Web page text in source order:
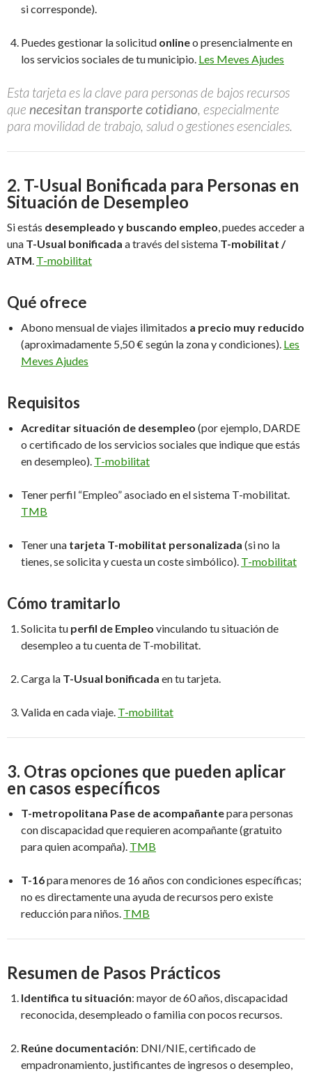
si corresponde).
Puedes gestionar la solicitud onlineo presencialmente en
los servicios sociales de tu municipio. Les Meves Ajudes
Esta tarjeta es la clave para personas de bajos recursos
que necesitan transporte cotidiano, especialmente
para movilidad de trabajo, salud o gestiones esenciales.
2. T-Usual Bonificada para Personas en
Situación de Desempleo
Si estás desempleado y buscando empleo, puedes acceder a
una T-Usual bonificada a través del sistema T-mobilitat /
ATM. T-mobilitat
Qué ofrece
Abono mensual de viajes ilimitados a precio muy reducido
(aproximadamente 5,50 € según la zona y condiciones). Les
Meves Ajudes
Requisitos
Acreditar situación de desempleo (por ejemplo, DARDE
o certificado de los servicios sociales que indique que estás
en desempleo). T-mobilitat
Tener perfil “Empleo” asociado en el sistema T-mobilitat.
TMB
Tener una tarjeta T-mobilitat personalizada (si no la
tienes, se solicita y cuesta un coste simbólico). T-mobilitat
Cómo tramitarlo
Solicita tu perfil de Empleo vinculando tu situación de
desempleo a tu cuenta de T-mobilitat.
Carga la T-Usual bonificada en tu tarjeta.
Valida en cada viaje. T-mobilitat
3. Otras opciones que pueden aplicar
en casos específicos
T-metropolitana Pase de acompañantepara personas
con discapacidad que requieren acompañante (gratuito
para quien acompaña). TMB
T-16para menores de 16 años con condiciones específicas;
no es directamente una ayuda de recursos pero existe
reducción para niños. TMB
Resumen de Pasos Prácticos
Identifica tu situación: mayor de 60 años, discapacidad
reconocida, desempleado o familia con pocos recursos.
Reúne documentación: DNI/NIE, certificado de
empadronamiento, justificantes de ingresos o desempleo,